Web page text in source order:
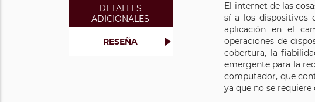
DETALLES
ADICIONALES
RESEÑA
El internet de las
sí a los dispositivos
aplicación en el
operaciones de
cobertura, la
emergente para la
computador, que
ya que no se